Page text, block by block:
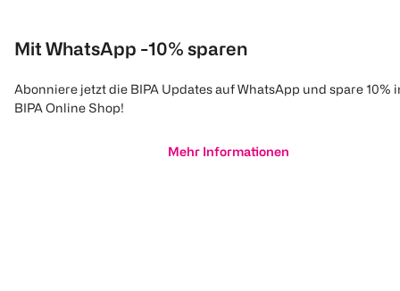
Mit WhatsApp -10% sparen
Abonniere jetzt die BIPA Updates auf WhatsApp und spare 10%
BIPA Online Shop!
Mehr Informationen